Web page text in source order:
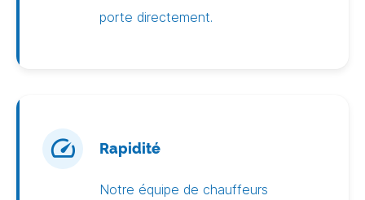
porte directement.
Rapidité
Notre équipe de chauffeurs